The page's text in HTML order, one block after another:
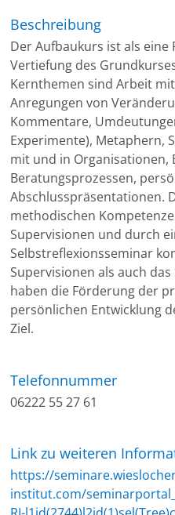
Beschreibung
Der Aufbaukurs ist als
Vertiefung des
Kernthemen sind Arbeit
Anregungen von
Kommentare,
Experimente), Metaphern,
mit und in Organisationen,
Beratungsprozessen,
Abschlusspräsentationen.
methodischen
Supervisionen und durch
Selbstreflexionsseminar
Supervisionen als auch
haben die Förderung der
persönlichen Entwicklung
Ziel.
Telefonnummer
06222 55 27 61
Link zu weiteren
https://
institut.com/